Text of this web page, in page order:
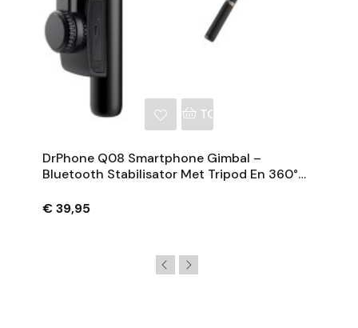
TOEVOEGEN AAN
DrPhone Q08 Smartphone Gimbal –
Bluetooth Stabilisator Met Tripod En 360°
€ 39,95